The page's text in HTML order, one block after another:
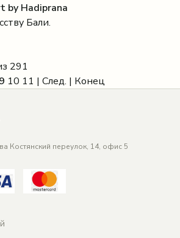
by Hadiprana
Бали.
291
9 10 11 | След. | Конец
Костянский переулок, 14, офис 5